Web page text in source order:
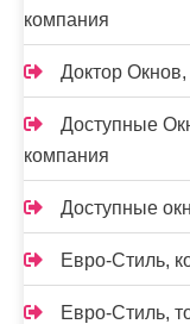
компания
Доктор
Доступные
компания
Доступные
Евро-Стиль,
Евро-Стиль,